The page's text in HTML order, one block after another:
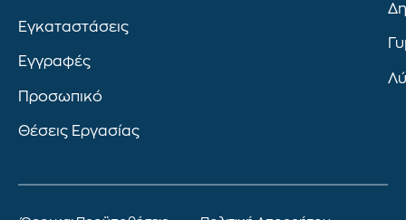
Εγκαταστάσεις
Εγγραφές
Προσωπικό
Θέσεις Εργασίας